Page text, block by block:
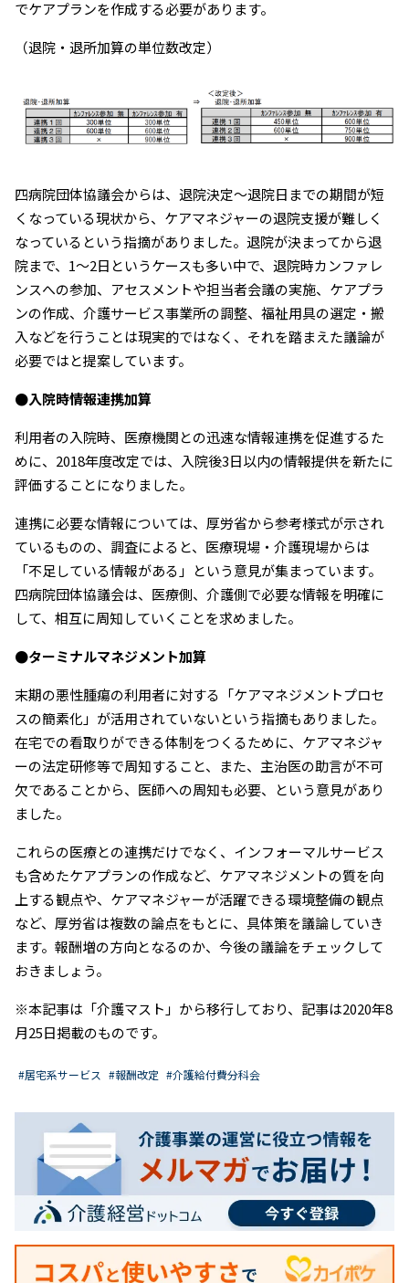
でケアプランを作成する必要があります。
（退院・退所加算の単位数改定）
四病院団体協議会からは、退院決定～退院日までの期間が短
くなっている現状から、ケアマネジャーの退院支援が難しく
なっているという指摘がありました。退院が決まってから退
院まで、1～2日というケースも多い中で、退院時カンファレ
ンスへの参加、アセスメントや担当者会議の実施、ケアプラ
ンの作成、介護サービス事業所の調整、福祉用具の選定・搬
入などを行うことは現実的ではなく、それを踏まえた議論が
必要ではと提案しています。
●入院時情報連携加算
利用者の入院時、医療機関との迅速な情報連携を促進するた
めに、2018年度改定では、入院後3日以内の情報提供を新たに
評価することになりました。
連携に必要な情報については、厚労省から参考様式が示され
ているものの、調査によると、医療現場・介護現場からは
「不足している情報がある」という意見が集まっています。
四病院団体協議会は、医療側、介護側で必要な情報を明確に
して、相互に周知していくことを求めました。
●ターミナルマネジメント加算
末期の悪性腫瘍の利用者に対する「ケアマネジメントプロセ
スの簡素化」が活用されていないという指摘もありました。
在宅での看取りができる体制をつくるために、ケアマネジャ
ーの法定研修等で周知すること、また、主治医の助言が不可
欠であることから、医師への周知も必要、という意見があり
ました。
これらの医療との連携だけでなく、インフォーマルサービス
も含めたケアプランの作成など、ケアマネジメントの質を向
上する観点や、ケアマネジャーが活躍できる環境整備の観点
など、厚労省は複数の論点をもとに、具体策を議論していき
ます。報酬増の方向となるのか、今後の議論をチェックして
おきましょう。
※本記事は「介護マスト」から移行しており、記事は2020年8
月25日掲載のものです。
#居宅系サービス #報酬改定 #介護給付費分科会